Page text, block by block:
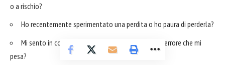
o a rischio?
Ho recentemente sperimentato una perdita o ho paura di perderla?
Mi sento in colpa per qualcosa? Ho commesso un errore che mi
pesa?